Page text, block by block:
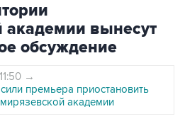
академии вынесут
обсуждение
→
премьера приостановить
академии